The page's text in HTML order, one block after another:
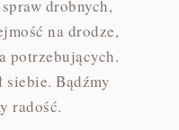
drobnych,
na drodze,
potrzebujących.
siebie. Bądźmy
radość.